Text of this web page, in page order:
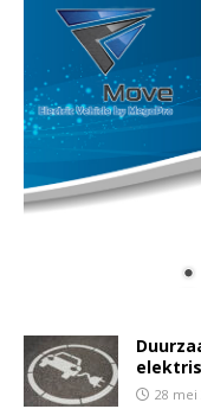
28 mei